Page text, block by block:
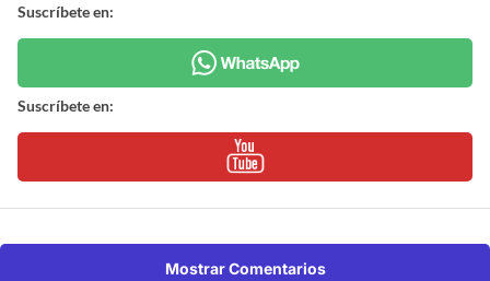
Suscríbete en:
Suscríbete en:
Mostrar Comentarios